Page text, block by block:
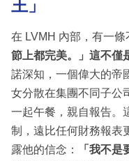
王」
在 LVMH 內部，有一條
節上都完美。」這不僅
諾深知，一個偉大的帝
女分散在集團不同子公
一起午餐，親自報告。
制，遠比任何財務報表
露他的信念：
「我不